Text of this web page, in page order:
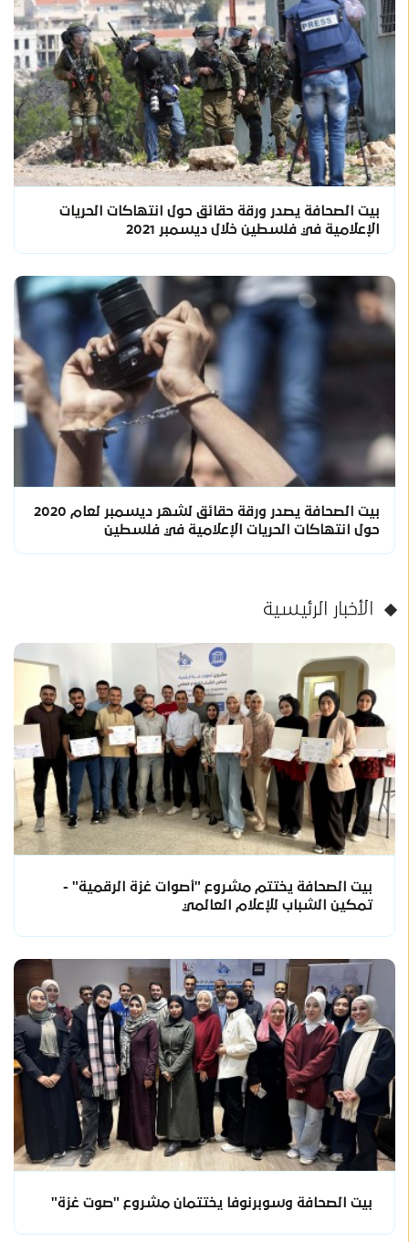
بيت الصحافة يصدر ورقة حقائق حول انتهاكات الحريات
الإعلامية في فلسطين خلال ديسمبر 2021
بيت الصحافة يصدر ورقة حقائق لشهر ديسمبر لعام 2020
حول انتهاكات الحريات الإعلامية في فلسطين
الأخبار الرئيسية
بيت الصحافة يختتم مشروع "أصوات غزة الرقمية" -
تمكين الشباب للإعلام العالمي
بيت الصحافة وسوبرنوفا يختتمان مشروع "صوت غزة"